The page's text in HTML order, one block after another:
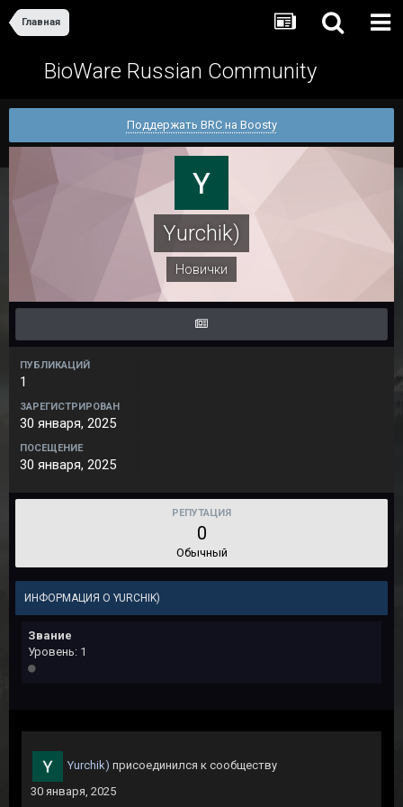
Главная
BioWare Russian Community
Поддержать BRC на Boosty
Yurchik)
Новички
ПУБЛИКАЦИЙ
1
ЗАРЕГИСТРИРОВАН
30 января, 2025
ПОСЕЩЕНИЕ
30 января, 2025
РЕПУТАЦИЯ
0
Обычный
ИНФОРМАЦИЯ О YURCHIK)
Звание
Уровень: 1
Yurchik) присоединился к сообществу
30 января, 2025